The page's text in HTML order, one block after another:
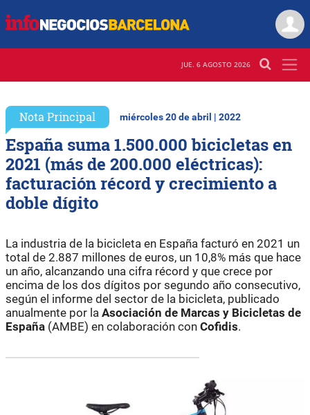
JUE. 6 AGOSTO 2026
Nota Principal miércoles 20 de abril | 2022
España suma 1.500.000 bicicletas en
2021 (más de 200.000 eléctricas):
facturación récord y crecimiento a
doble dígito
La industria de la bicicleta en España facturó en 2021 un
total de 2.887 millones de euros, un 10,8% más que hace
un año, alcanzando una cifra récord y que crece por
encima de los dos dígitos por segundo año consecutivo,
según el informe del sector de la bicicleta, publicado
anualmente por la Asociación de Marcas y Bicicletas de
España (AMBE) en colaboración con Cofidis.